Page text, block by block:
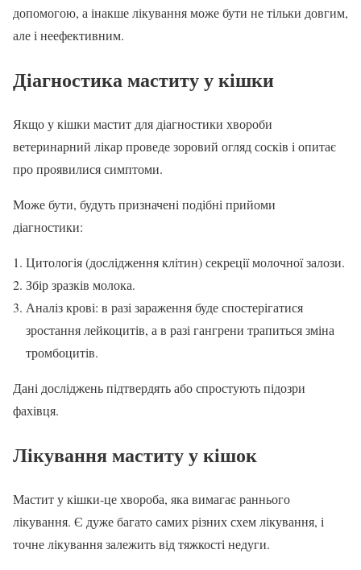
допомогою, а інакше лікування може бути не тільки довгим,
але і неефективним.
Діагностика маститу у кішки
Якщо у кішки мастит для діагностики хвороби
ветеринарний лікар проведе зоровий огляд сосків і опитає
про проявилися симптоми.
Може бути, будуть призначені подібні прийоми
діагностики:
Цитологія (дослідження клітин) секреції молочної залози.
Збір зразків молока.
Аналіз крові: в разі зараження буде спостерігатися
зростання лейкоцитів, а в разі гангрени трапиться зміна
тромбоцитів.
Дані досліджень підтвердять або спростують підозри
фахівця.
Лікування маститу у кішок
Мастит у кішки-це хвороба, яка вимагає раннього
лікування. Є дуже багато самих різних схем лікування, і
точне лікування залежить від тяжкості недуги.